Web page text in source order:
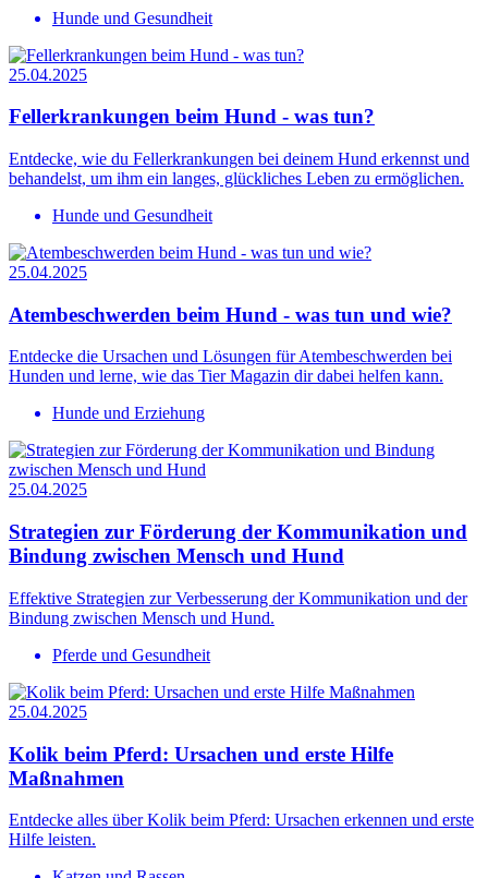
Hunde und Gesundheit
25.04.2025
Fellerkrankungen beim Hund - was tun?
Entdecke, wie du Fellerkrankungen bei deinem Hund erkennst und
behandelst, um ihm ein langes, glückliches Leben zu ermöglichen.
Hunde und Gesundheit
25.04.2025
Atembeschwerden beim Hund - was tun und wie?
Entdecke die Ursachen und Lösungen für Atembeschwerden bei
Hunden und lerne, wie das Tier Magazin dir dabei helfen kann.
Hunde und Erziehung
25.04.2025
Strategien zur Förderung der Kommunikation und
Bindung zwischen Mensch und Hund
Effektive Strategien zur Verbesserung der Kommunikation und der
Bindung zwischen Mensch und Hund.
Pferde und Gesundheit
25.04.2025
Kolik beim Pferd: Ursachen und erste Hilfe
Maßnahmen
Entdecke alles über Kolik beim Pferd: Ursachen erkennen und erste
Hilfe leisten.